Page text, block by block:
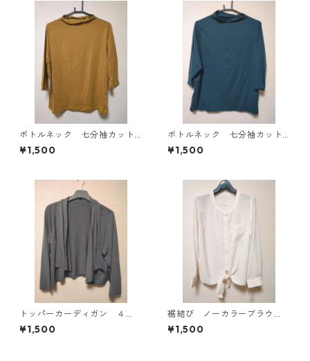
ボトルネック 七分袖カット
ソー ４Ｌ マスタード KA
E-4816
¥1,500
ボトルネック 七分袖カット
ソー ４Ｌ ティールグリー
ン KAE-4815
¥1,500
トッパーカーディガン ４
Ｌ グレー KAE-4814
¥1,500
裾結び ノーカラーブラウ
ス ３Ｌ アイボリー KAE-
4813
¥1,500